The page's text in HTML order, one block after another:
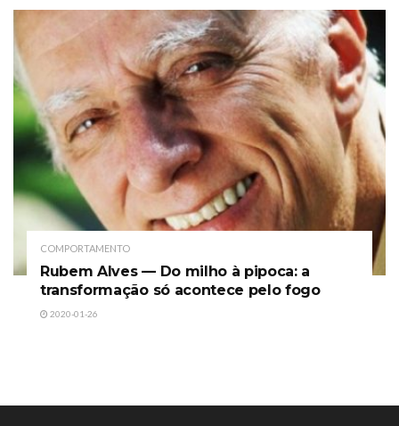
COMPORTAMENTO
Rubem Alves — Do milho à pipoca: a
transformação só acontece pelo fogo
2020-01-26